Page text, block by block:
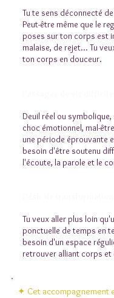
Tu te sens déconnecté
Peut-être même que le
poses sur ton corps est
malaise, de rejet... Tu
ton corps en douceur.
Deuil réel ou
choc émotionnel, mal-
une période éprouvante
besoin d'être soutenu
l'écoute, la parole et le
Tu veux aller plus loin
ponctuelle de temps en
besoin d'un espace
retrouver alliant corps et
✦ Cet accompagnement